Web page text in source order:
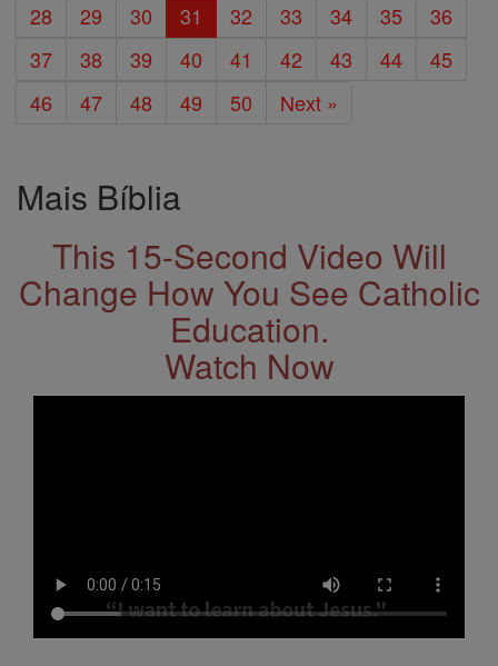
28
29 30 31 32 33 34 35
36
37
38 39 40 41 42 43 44
45
46
47 48 49 50 Next »
Mais Bíblia
This 15-Second Video Will
Change How You See Catholic
Education.
Watch Now